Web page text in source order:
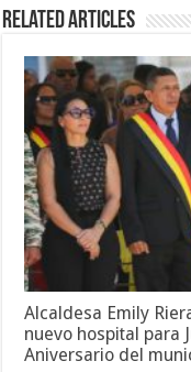
Related Articles
Alcaldesa Emily
nuevo hospital para
Aniversario del